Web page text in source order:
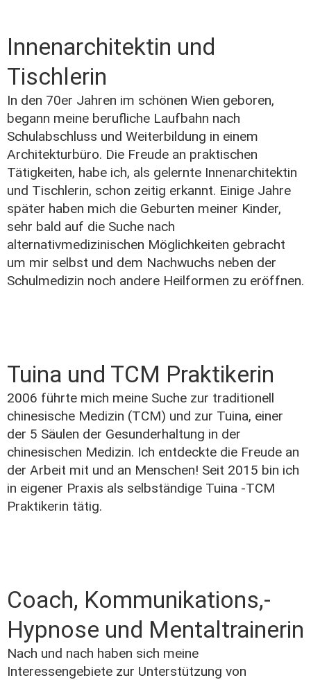
Innenarchitektin und
Tischlerin
In den 70er Jahren im schönen Wien geboren,
begann meine berufliche Laufbahn nach
Schulabschluss und Weiterbildung in einem
Architekturbüro. Die Freude an praktischen
Tätigkeiten, habe ich, als gelernte Innenarchitektin
und Tischlerin, schon zeitig erkannt. Einige Jahre
später haben mich die Geburten meiner Kinder,
sehr bald auf die Suche nach
alternativmedizinischen Möglichkeiten gebracht
um mir selbst und dem Nachwuchs neben der
Schulmedizin noch andere Heilformen zu eröffnen.
Tuina und TCM Praktikerin
2006 führte mich meine Suche zur traditionell
chinesische Medizin (TCM) und zur Tuina, einer
der 5 Säulen der Gesunderhaltung in der
chinesischen Medizin. Ich entdeckte die Freude an
der Arbeit mit und an Menschen! Seit 2015 bin ich
in eigener Praxis als selbständige Tuina -TCM
Praktikerin tätig.
Coach, Kommunikations,-
Hypnose und Mentaltrainerin
Nach und nach haben sich meine
Interessengebiete zur Unterstützung von